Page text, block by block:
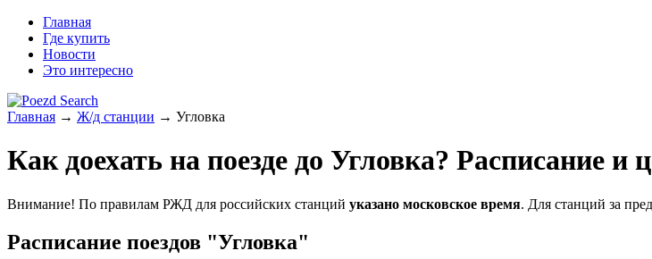
Главная
Где купить
Новости
Это интересно
Главная → Ж/д станции → Угловка
Как доехать на поезде до Угловка? Расписание и
Внимание! По правилам РЖД для российских станций указано московское время. Для станций за
Расписание поездов "Угловка"